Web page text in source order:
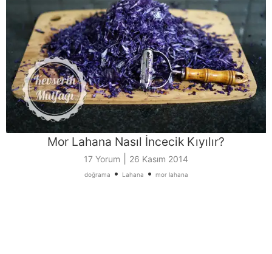
Mor Lahana Nasıl İncecik Kıyılır?
17 Yorum 26 Kasım 2014
doğrama • Lahana • mor lahana